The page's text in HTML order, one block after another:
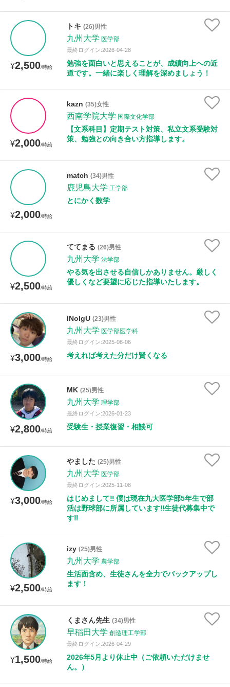
¥2,500/時給
トキ (26)男性
九州大学 医学部
最終ログイン:2026-04-28
勉強を面白いと思えることが、成績向上への近
道です。一緒に楽しく理解を深めましょう！
¥2,000/時給
kazn (35)女性
西南学院大学 国際文化学部
【文系科目】定期テスト対策、私立文系受験対
策、勉強との向き合い方指導します。
¥2,000/時給
match (34)男性
鹿児島大学 工学部
とにかく数学
¥2,500/時給
ててまる (26)男性
九州大学 法学部
やる気を出させる自信しかありません。厳しく
優しくなど要望に応じた指導いたします。
¥3,000/時給
INoIgU (23)男性
九州大学 医学部医学科
最終ログイン:2025-08-06
考えれば考えた分だけ賢くなる
¥2,800/時給
MK (25)男性
九州大学 理学部
最終ログイン:2026-01-23
受験生・授業復習・相談可
¥3,000/時給
やました (25)男性
九州大学 医学部
最終ログイン:2025-11-08
はじめまして‼︎ 僕は現在九大医学部5年生で部
活は野球部に所属しています‼︎生徒代募集中で
す‼︎
¥2,500/時給
izy (25)男性
九州大学 農学部
生活面含め、生徒さんを全力でバックアップし
ます！
¥1,500/時給
くまさん先生 (34)男性
早稲田大学 創造理工学部
最終ログイン:2026-04-29
2026年5月より休止中（ご依頼いただけませ
ん。）
年齢：18-101歳
性別